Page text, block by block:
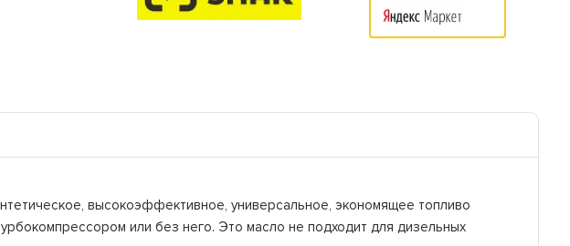
высокоэффективное, универсальное, экономящее топливо
или без него. Это масло не подходит для дизельных